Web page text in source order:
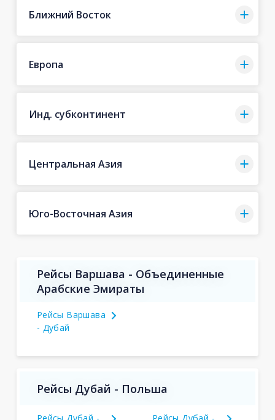
Ближний Восток
Европа
Инд. субконтинент
Центральная Азия
Юго-Восточная Азия
Рейсы Варшава - Объединенные
Арабские Эмираты
Рейсы Варшава
- Дубай
Рейсы Дубай - Польша